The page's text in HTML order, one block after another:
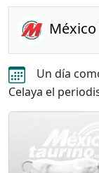
Un día
Celaya el